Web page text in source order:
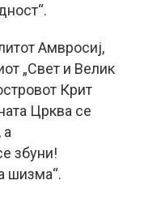
Амвросиј,
„Свет и Велик
Крит
Црква се
збуни!
шизма“.